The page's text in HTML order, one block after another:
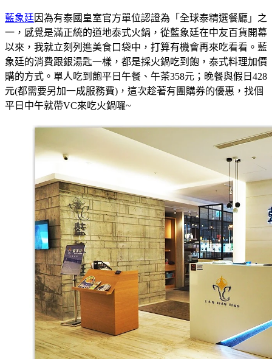
藍象廷因為有泰國皇室官方單位認證為「全球泰精選餐廳」之
一，感覺是滿正統的道地泰式火鍋，從藍象廷在中友百貨開幕
以來，我就立刻列進美食口袋中，打算有機會再來吃看看。藍
象廷的消費跟銀湯匙一樣，都是採火鍋吃到飽，泰式料理加價
購的方式。單人吃到飽平日午餐、午茶358元；晚餐與假日428
元(都需要另加一成服務費)，這次趁著有團購券的優惠，找個
平日中午就帶VC來吃火鍋囉~